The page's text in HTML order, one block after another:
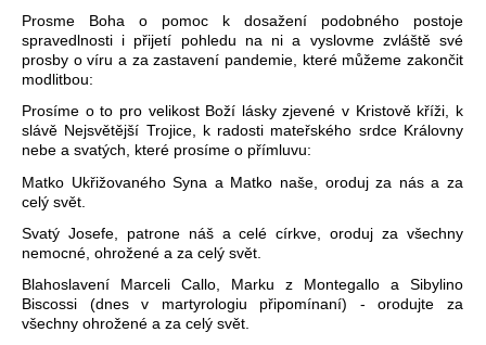
Prosme Boha o pomoc k dosažení podobného postoje
spravedlnosti i přijetí pohledu na ni a vyslovme zvláště své
prosby o víru a za zastavení pandemie, které můžeme zakončit
modlitbou:
Prosíme o to pro velikost Boží lásky zjevené v Kristově kříži, k
slávě Nejsvětější Trojice, k radosti mateřského srdce Královny
nebe a svatých, které prosíme o přímluvu:
Matko Ukřižovaného Syna a Matko naše, oroduj za nás a za
celý svět.
Svatý Josefe, patrone náš a celé církve, oroduj za všechny
nemocné, ohrožené a za celý svět.
Blahoslavení Marceli Callo, Marku z Montegallo a Sibylino
Biscossi (dnes v martyrologiu připomínaní) - orodujte za
všechny ohrožené a za celý svět.